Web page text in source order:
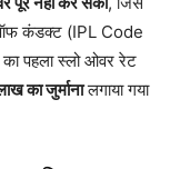
ऑफ कंडक्ट (IPL Code
पहला स्लो ओवर रेट
का जुर्मानालगाया गया